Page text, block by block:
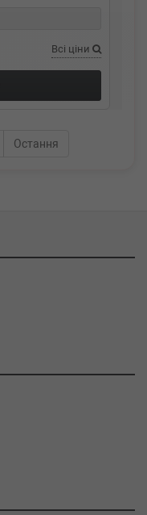
Всі ціни
Остання